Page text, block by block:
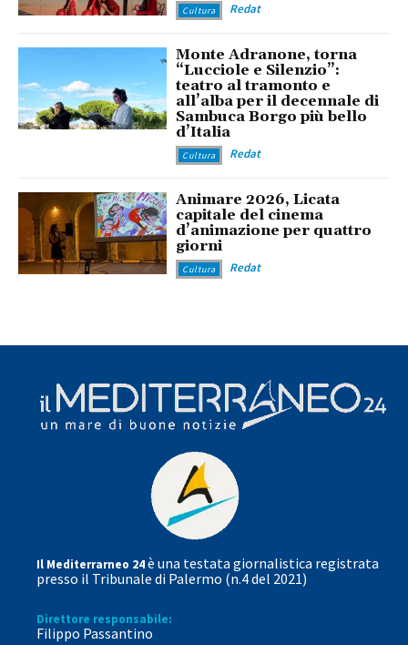
Cultura Redat
Monte Adranone, torna
“Lucciole e Silenzio”:
teatro al tramonto e
all’alba per il decennale di
Sambuca Borgo più bello
d’Italia
Cultura Redat
Animare 2026, Licata
capitale del cinema
d’animazione per quattro
giorni
Cultura Redat
Il Mediterrarneo 24è una testata giornalistica registrata
presso il Tribunale di Palermo (n.4 del 2021)
Direttore responsabile:
Filippo Passantino